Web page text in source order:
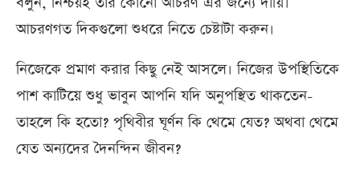
আচরণগত দিকগুলো শুধরে নিতে চেষ্টাটা করুন।
নিজেকে প্রমাণ করার কিছু নেই আসলে। নিজের উপস্থিতিকে
পাশ কাটিয়ে শুধু ভাবুন আপনি যদি অনুপস্থিত থাকতেন-
তাহলে কি হতো? পৃথিবীর ঘূর্ণন কি থেমে যেত? অথবা থেমে
যেত অন্যদের দৈনন্দিন জীবন?